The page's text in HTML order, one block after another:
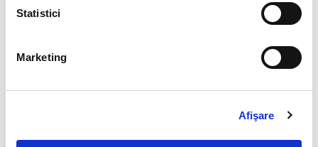
Statistici
Marketing
Afişare
dispozitivului dumneavoastra (smartphone, tableta, laptop,
Pietrele naturale pot prezenta mici imperfectiuni, care nu
inseamna ca sunt defecte.